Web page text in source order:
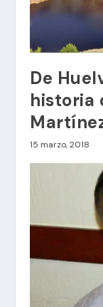
De
historia
15 marzo, 2018